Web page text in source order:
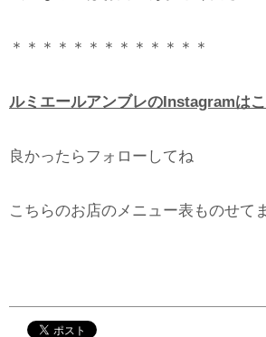
＊＊＊＊＊＊＊＊＊＊＊＊＊
ルミエールアンブレのInstagramは
良かったらフォローしてね
こちらのお店のメニュー表ものせて